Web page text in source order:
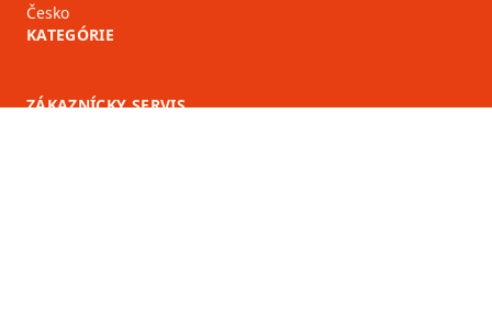
Česko
KATEGÓRIE
ZÁKAZNÍCKY SERVIS